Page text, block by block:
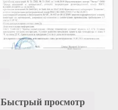
Быстрый просмотр